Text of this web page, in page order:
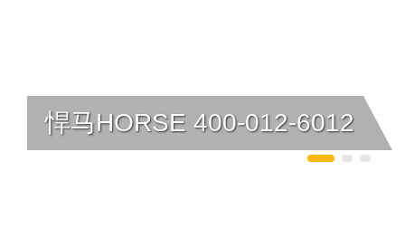
悍马HORSE 400-012-6012